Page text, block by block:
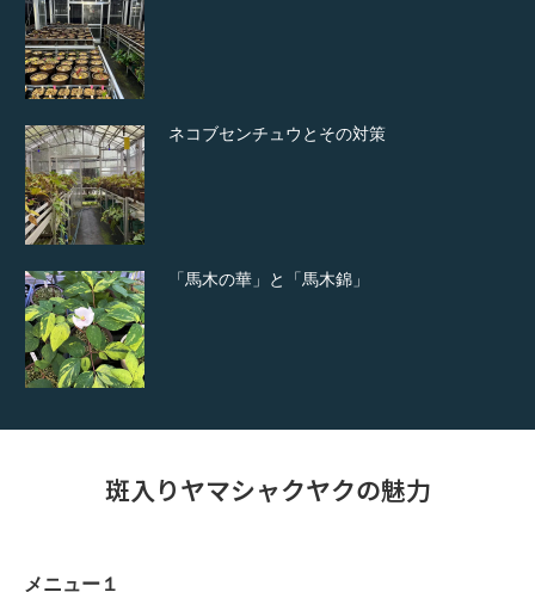
ネコブセンチュウとその対策
「馬木の華」と「馬木錦」
斑入りヤマシャクヤクの魅力
メニュー１